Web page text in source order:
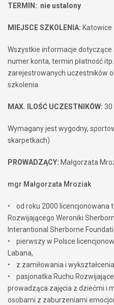
TERMIN: nie ustalony
MIEJSCE SZKOLENIA: Katowice
Wszystkie informacje dotyczące
numer konta, termin płatność
zarejestrowanych uczestników
szkolenia.
MAX. ILOŚĆ UCZESTNIKÓW: 30
Wymagany jest wygodny,
skarpetkach)
PROWADZĄCY: Małgorzata
mgr Małgorzata Mroziak
• od roku 2000 licencjonowana
Rozwijającego Weroniki
Interantional Sherborne
• pierwszy w Polsce
Labana,
• z zamiłowania i
• pasjonatka Ruchu
prowadząca zajęcia z dziećmi i
osobami z zaburzeniami